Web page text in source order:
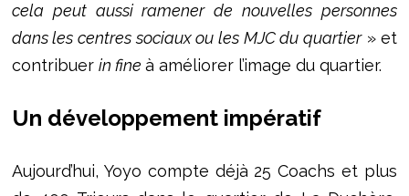
cela peut aussi ramener de nouvelles personnes
dans les centres sociaux ou les MJC du quartier» et
contribuer in fine à améliorer l’image du quartier.
Un développement impératif
Aujourd’hui, Yoyo compte déjà 25 Coachs et plus